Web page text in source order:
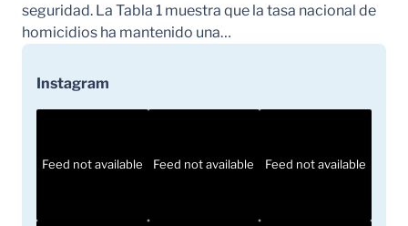
seguridad. La Tabla 1 muestra que la tasa nacional de
homicidios ha mantenido una…
Instagram
Feed not available Feed not available Feed not available